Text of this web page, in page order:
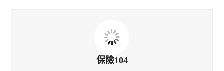
保險104